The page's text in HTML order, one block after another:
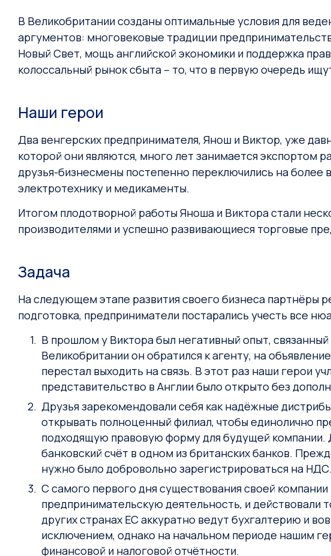
В Великобритании созданы оптимальные условия для
аргументов: многовековые традиции
Новый Свет, мощь английской экономики и поддержка
колоссальный рынок сбыта – то, что в первую очередь
Наши герои
Два венгерских предпринимателя, Янош и Виктор, уже
которой они являются, много лет занимается экспортом
друзья-бизнесмены постепенно переключились на
электротехнику и медикаменты.
Итогом плодотворной работы Яноша и Виктора стали
производителями и успешно развивающиеся торговые
Задача
На следующем этапе развития своего бизнеса партнёры
подготовка, предприниматели постарались учесть все
В прошлом у Виктора был негативный опыт,
Великобритании он обратился к агенту, на
перестал выходить на связь. В этот раз наши герои
представительство в Англии было открыто без
Друзья зарекомендовали себя как надёжные
открывать полноценный филиал, чтобы единолично
подходящую правовую форму для будущей компании.
банковский счёт в одном из британских банков.
нужно было добровольно зарегистрироваться на НДС.
С самого первого дня существования своей
предпринимательскую деятельность, и действовали
других странах ЕС аккуратно ведут бухгалтерию и
исключением, однако на начальном периоде нашим
финансовой и налоговой отчётности.